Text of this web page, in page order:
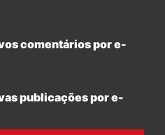
comentários por e-
publicações por e-